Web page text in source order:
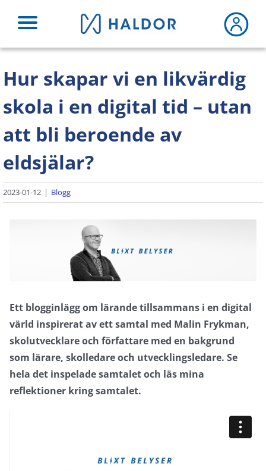
Hur skapar vi en likvärdig
skola i en digital tid – utan
att bli beroende av
eldsjälar?
2023-01-12 | Blogg
Ett blogginlägg om lärande tillsammans i en digital
värld inspirerat av ett samtal med Malin Frykman,
skolutvecklare och författare med en bakgrund
som lärare, skolledare och utvecklingsledare. Se
hela det inspelade samtalet och läs mina
reflektioner kring samtalet.